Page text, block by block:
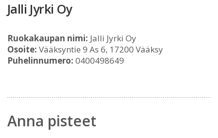
Jalli Jyrki Oy
Ruokakaupan nimi: Jalli Jyrki Oy
Osoite: Vääksyntie 9 As 6, 17200 Vääksy
Puhelinnumero: 0400498649
Anna pisteet